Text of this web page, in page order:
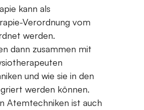
kann als
Verordnung vom
werden.
dann zusammen mit
und wie sie in den
werden können.
Atemtechniken ist auch